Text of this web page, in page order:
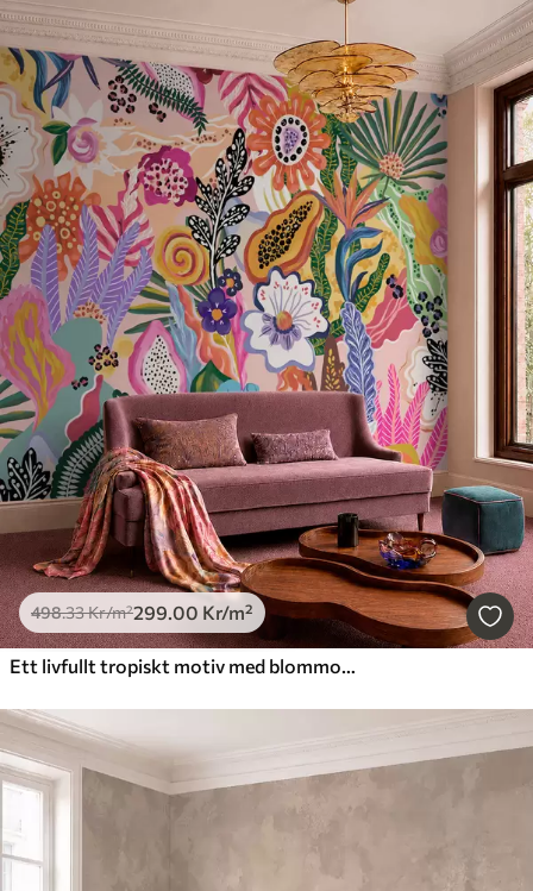
498.33Kr/m²299.00 Kr/m²
Ett livfullt tropiskt motiv med blommor, blad och färgglada frukter